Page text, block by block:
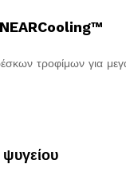
τροφίμων για